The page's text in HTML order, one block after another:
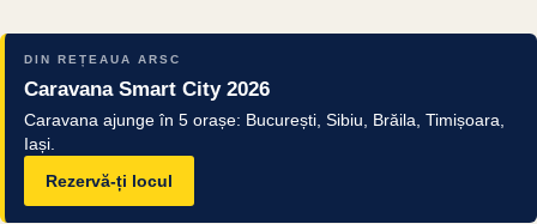
DIN REȚEAUA ARSC
Caravana Smart City 2026
Caravana ajunge în 5 orașe: București, Sibiu, Brăila, Timișoara,
Iași.
Rezervă-ți locul